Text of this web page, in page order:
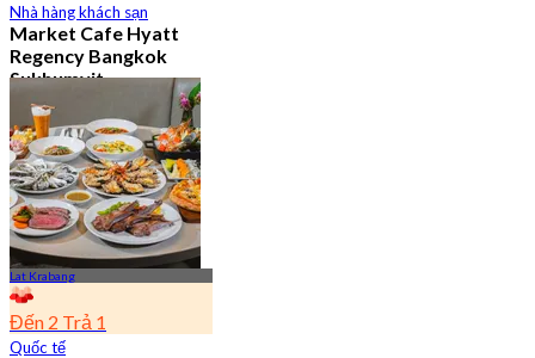
Nhà hàng khách sạn
Market Cafe Hyatt
Regency Bangkok
Sukhumvit
4.8
11.9K Đã đặt chỗ
Từ฿ 382.5
Lat Krabang
Đến 2 Trả 1
Quốc tế